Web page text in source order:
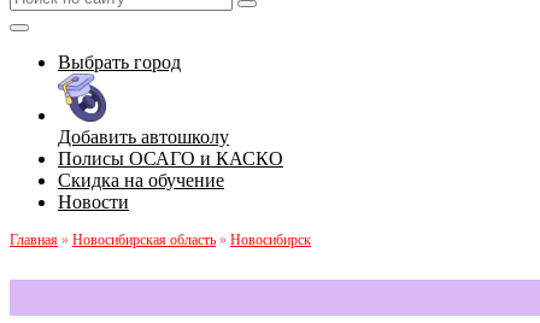
Выбрать город
Добавить автошколу
Полисы ОСАГО и КАСКО
Скидка на обучение
Новости
Главная » Новосибирская область » Новосибирск